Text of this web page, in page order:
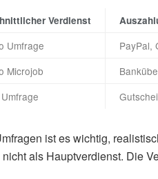
Verdienst
Umfrage
PayPal,
Microjob
ist es wichtig,
als Hauptverdienst. Die